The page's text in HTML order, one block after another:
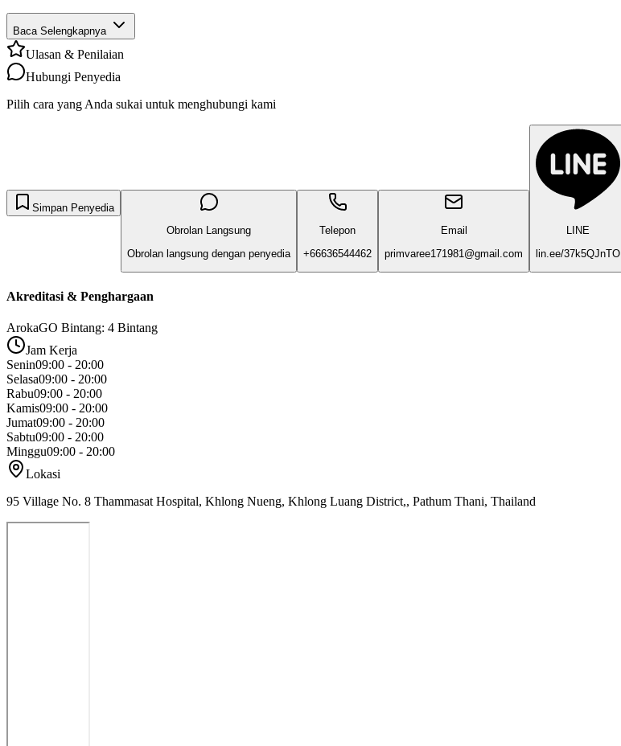
Baca Selengkapnya
Ulasan & Penilaian
Hubungi Penyedia
Pilih cara yang Anda sukai untuk menghubungi kami
Simpan Penyedia
Obrolan Langsung
Obrolan langsung dengan penyedia
Telepon
+66636544462
Email
primvaree171981@gmail.com
LINE
lin.ee/37k5QJnTO
Akreditasi & Penghargaan
ArokaGO Bintang: 4 Bintang
Jam Kerja
Senin09:00 - 20:00
Selasa09:00 - 20:00
Rabu09:00 - 20:00
Kamis09:00 - 20:00
Jumat09:00 - 20:00
Sabtu09:00 - 20:00
Minggu09:00 - 20:00
Lokasi
95 Village No. 8 Thammasat Hospital, Khlong Nueng, Khlong Luang District,, Pathum Thani, Thailand